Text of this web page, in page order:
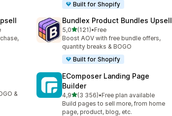
Built for Shopify
Bundlex Product Bundles Upsell
5,0z 5 hvězd
(121)
Celkový počet recenzí: 121
•Free
Boost AOV with free bundle offers,
quantity breaks & BOGO
Built for Shopify
&
EComposer Landing Page
Builder
4,9z 5 hvězd
(3 356)
Celkový počet recenzí: 3356
•Free plan available
Build pages to sell more, from home
page, product, blog, etc.